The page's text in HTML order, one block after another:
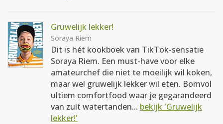
Gruwelijk lekker!
Soraya Riem
Dit is hét kookboek van TikTok-sensatie
Soraya Riem. Een must-have voor elke
amateurchef die niet te moeilijk wil koken,
maar wel gruwelijk lekker wil eten. Bomvol
ultiem comfortfood waar je gegarandeerd
van zult watertanden... bekijk 'Gruwelijk
lekker!'